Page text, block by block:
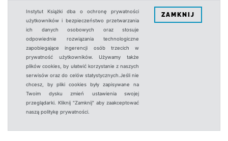
Instytut Książki dba o ochronę prywatności
użytkowników i bezpieczeństwo przetwarzania
ich danych osobowych oraz stosuje
odpowiednie rozwiązania technologiczne
zapobiegające ingerencji osób trzecich w
prywatność użytkowników. Używamy także
plików cookies, by ułatwić korzystanie z naszych
serwisów oraz do celów statystycznych.Jeśli nie
chcesz, by pliki cookies były zapisywane na
Twoim dysku zmień ustawienia swojej
przeglądarki. Kliknij "Zamknij" aby zaakceptować
naszą politykę prywatności.
ZAMKNIJ